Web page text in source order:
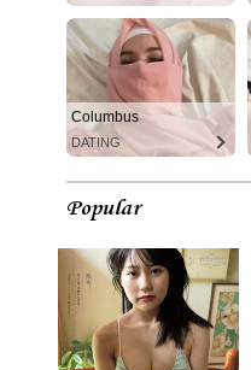
Columbus
DATING
Popular